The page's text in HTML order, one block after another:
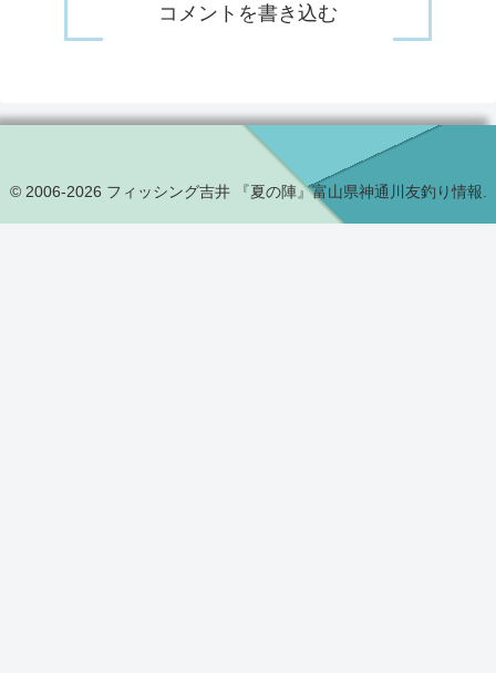
コメントを書き込む
© 2006-2026 フィッシング吉井 『夏の陣』富山県神通川友釣り情報.